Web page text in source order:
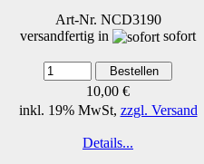
Art-Nr. NCD3190
versandfertig in
sofort
10,00 €
inkl. 19% MwSt, zzgl. Versand
Details...